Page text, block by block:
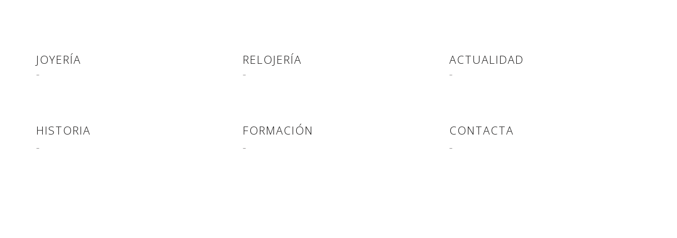
JOYERÍA
–
HISTORIA
–
RELOJERÍA
–
FORMACIÓN
–
ACTUALIDAD
–
CONTACTA
–